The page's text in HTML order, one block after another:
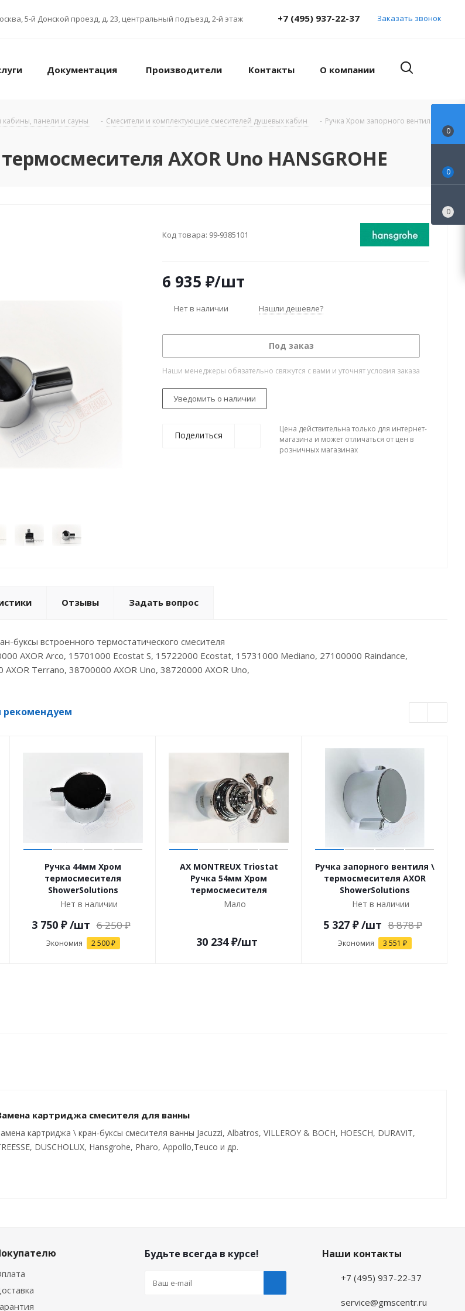
,5-й Донской проезд, д. 23, центральный подъезд, 2-й этаж +7 (495) 937-22-37 Заказать звонок
Документация Производители Контакты О компании
кабины, панели и сауны - Смесители и комплектующие смесителей душевых кабин - Ручка Хром запорного вентиля
AXOR Uno HANSGROHE
Код товара: 99-9385101
6 935 ₽/шт
Нет в наличии Нашли дешевле?
Под заказ
Наши менеджеры обязательно свяжутся с вами и уточнят условия заказа
Уведомить о наличии
Поделиться
Цена действительна только для интернет-
магазина и может отличаться от цен в
розничных магазинах
Отзывы Задать вопрос
буксы встроенного термостатического смесителя
AXOR Arco, 15701000 Ecostat S, 15722000 Ecostat, 15731000 Mediano, 27100000 Raindance,
Terrano, 38700000 AXOR Uno, 38720000 AXOR Uno,
рекомендуем
Ручка 44мм Хром
термосмесителя
ShowerSolutions
Нет в наличии
3 750₽ /шт 6 250₽
Экономия 2 500₽
AX MONTREUX Triostat
Ручка 54мм Хром
термосмесителя
Мало
30 234₽/шт
Ручка запорного вентиля \
термосмесителя AXOR
ShowerSolutions
Нет в наличии
5 327₽ /шт 8 878₽
Экономия 3 551 ₽
картриджа смесителя для ванны
картриджа \ кран-буксы смесителя ванны Jacuzzi, Albatros, VILLEROY & BOCH, HOESCH, DURAVIT,
DUSCHOLUX, Hansgrohe, Pharo, Appollo,Teuco и др.
Будьте всегда в курсе! Наши контакты
+7 (495) 937-22-37
service@gmscentr.ru
0
0
0